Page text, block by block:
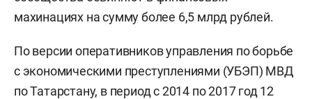
махинациях на сумму более 6,5 млрд рублей.
По версии оперативников управления по борьбе
с экономическими преступлениями (УБЭП) МВД
по Татарстану, в период с 2014 по 2017 год 12